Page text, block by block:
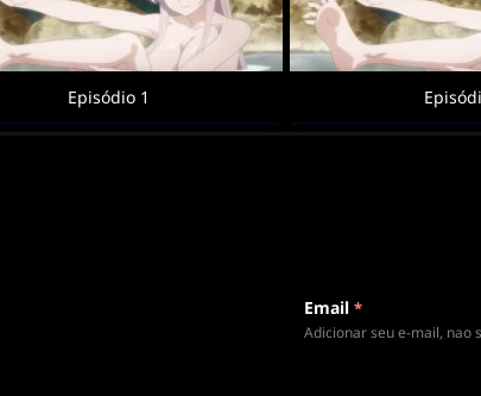
Episódio 1
Email *
Adicionar seu e-mail, nao